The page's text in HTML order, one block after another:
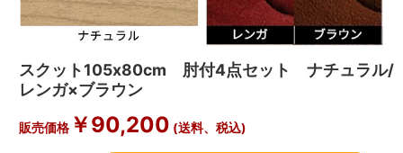
スクット105x80cm 肘付4点セット ナチュラル/
レンガ×ブラウン
販売価格￥90,200 (送料、税込)